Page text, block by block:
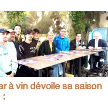
à vin dévoile sa saison
: